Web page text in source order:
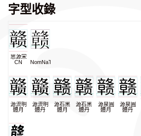
字型收錄
思源宋
CN
NomNaTong
源流明
體月
源流明
體丹
源石黑
體月
源石黑
體丹
源泉圓
體月
源泉圓
體丹